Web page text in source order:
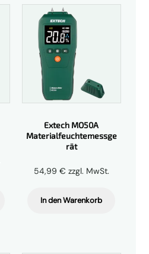
Extech MO50A
Materialfeuchtemessge
rät
54,99 € zzgl. MwSt.
In den Warenkorb